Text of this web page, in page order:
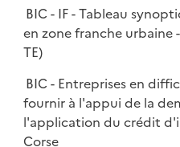
BIC - IF - Tableau
en zone franche urbaine
TE)
BIC - Entreprises en
fournir à l'appui de la
l'application du crédit
Corse